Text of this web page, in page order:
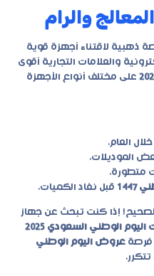
والرام
ذهبية لاقتناء أجهزة قوية
والعلامات التجارية أقوى
على مختلف أنواع الأجهزة
العام.
متطورة.
قبل نفاد الكميات.
الصحيح! إذا كنت تبحث عن جهاز
الوطني السعودي 2025
فرصة عروض اليوم الوطني